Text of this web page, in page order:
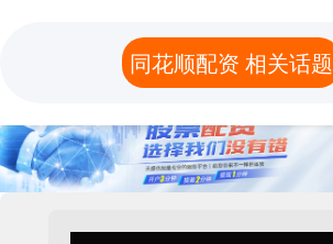
同花顺配资 相关话题